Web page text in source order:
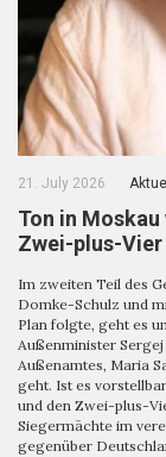
21. July 2026 Aktuell
Ton in
Zwei-plus-
Im zweiten Teil des
Domke-Schulz und
Plan folgte, geht es
Außenminister
Außenamtes, Maria
geht. Ist es
und den Zwei-plus-
Siegermächte im
gegenüber